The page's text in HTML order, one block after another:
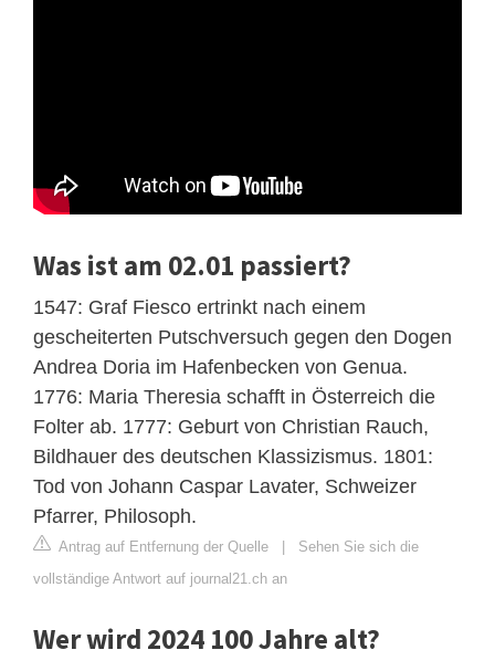
Was ist am 02.01 passiert?
1547: Graf Fiesco ertrinkt nach einem
gescheiterten Putschversuch gegen den Dogen
Andrea Doria im Hafenbecken von Genua.
1776: Maria Theresia schafft in Österreich die
Folter ab. 1777: Geburt von Christian Rauch,
Bildhauer des deutschen Klassizismus. 1801:
Tod von Johann Caspar Lavater, Schweizer
Pfarrer, Philosoph.
Antrag auf Entfernung der Quelle | Sehen Sie sich die
vollständige Antwort auf journal21.ch an
Wer wird 2024 100 Jahre alt?